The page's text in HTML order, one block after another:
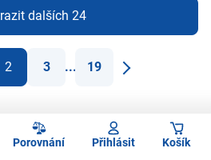
Porovnání Přihlásit Košík
dalších 24
2 3 ...
19
ilustrativní a technické specifikace se
bez předchozího upozornění.